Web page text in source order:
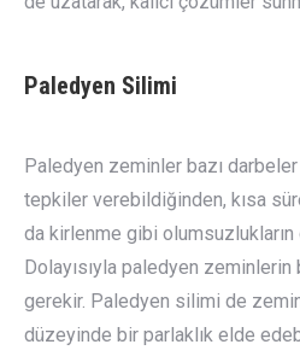
Paledyen Silimi
Paledyen zeminler bazı
tepkiler verebildiğinden, kısa
da kirlenme gibi
Dolayısıyla paledyen zeminlerin
gerekir. Paledyen silimi de
düzeyinde bir parlaklık elde